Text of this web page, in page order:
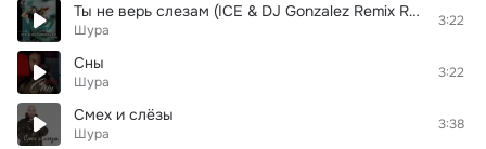
Ты не верь слезам (ICE & DJ Gonzalez Remix Radio Mix)
Шура
3:22
Сны
Шура
3:22
Смех и слёзы
Шура
3:38